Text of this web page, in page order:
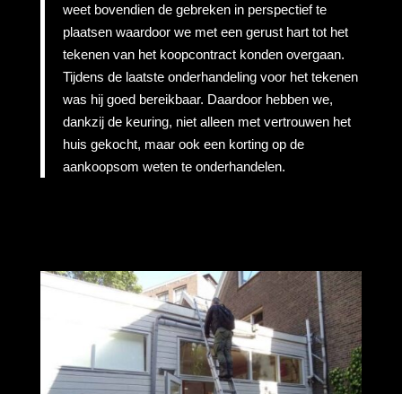
weet bovendien de gebreken in perspectief te
plaatsen waardoor we met een gerust hart tot het
tekenen van het koopcontract konden overgaan.
Tijdens de laatste onderhandeling voor het tekenen
was hij goed bereikbaar. Daardoor hebben we,
dankzij de keuring, niet alleen met vertrouwen het
huis gekocht, maar ook een korting op de
aankoopsom weten te onderhandelen.